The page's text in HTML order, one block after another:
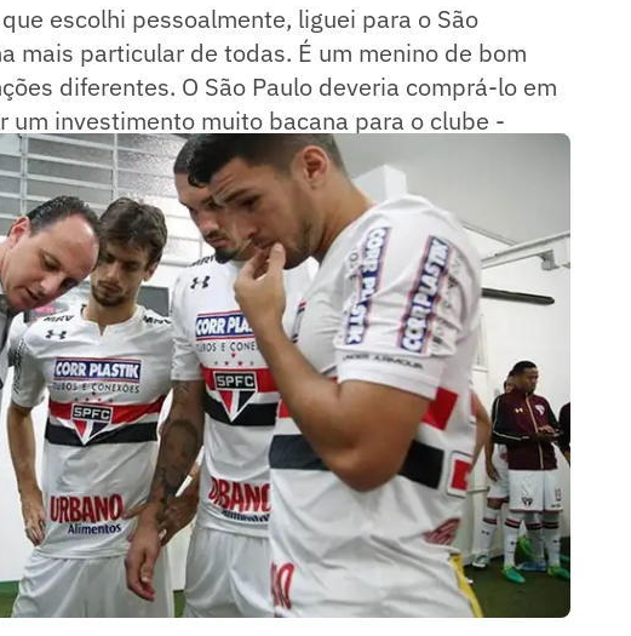
escolhi pessoalmente, liguei para o São
mais particular de todas. É um menino de bom
diferentes. O São Paulo deveria comprá-lo em
um investimento muito bacana para o clube -
partida diante do Sport pelo Brasileirão.